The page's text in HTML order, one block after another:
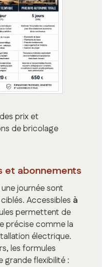
prix et
de bricolage
et abonnements
journée sont
Accessibles à
permettent de
précise comme la
électrique.
les formules
grande flexibilité :